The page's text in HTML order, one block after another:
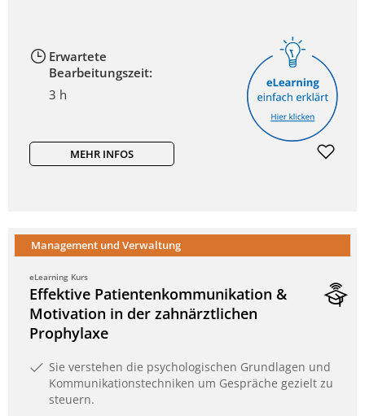
Erwartete
Bearbeitungszeit:
3 h
MEHR INFOS
Management und Verwaltung
eLearning Kurs
Effektive Patientenkommunikation &
Motivation in der zahnärztlichen
Prophylaxe
Sie verstehen die psychologischen Grundlagen und
Kommunikationstechniken um Gespräche gezielt zu
steuern.